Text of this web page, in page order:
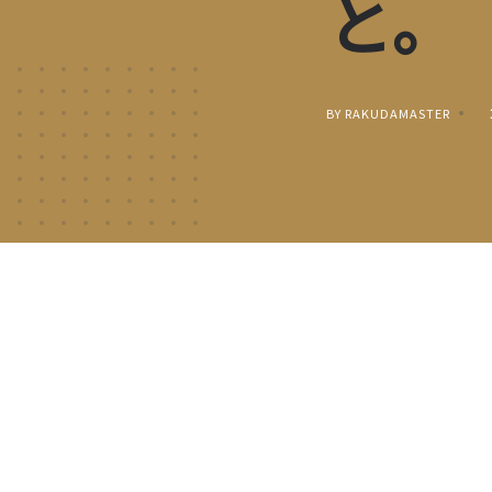
と。
BY RAKUDAMASTER